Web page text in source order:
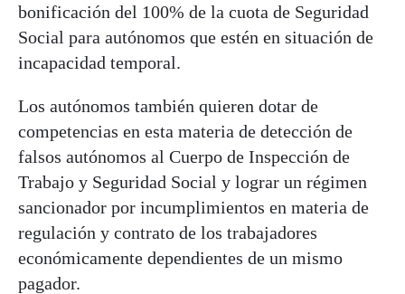
bonificación del 100% de la cuota de Seguridad
Social para autónomos que estén en situación de
incapacidad temporal.
Los autónomos también quieren dotar de
competencias en esta materia de detección de
falsos autónomos al Cuerpo de Inspección de
Trabajo y Seguridad Social y lograr un régimen
sancionador por incumplimientos en materia de
regulación y contrato de los trabajadores
económicamente dependientes de un mismo
pagador.